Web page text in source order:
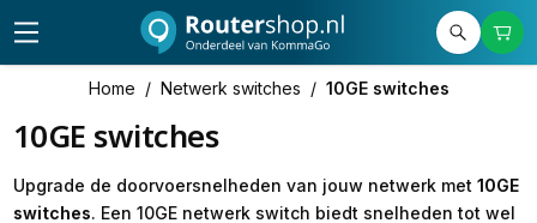
Home / Netwerk switches / 10GE switches
10GE switches
Upgrade de doorvoersnelheden van jouw netwerk met 10GE
switches. Een 10GE netwerk switch biedt snelheden tot wel